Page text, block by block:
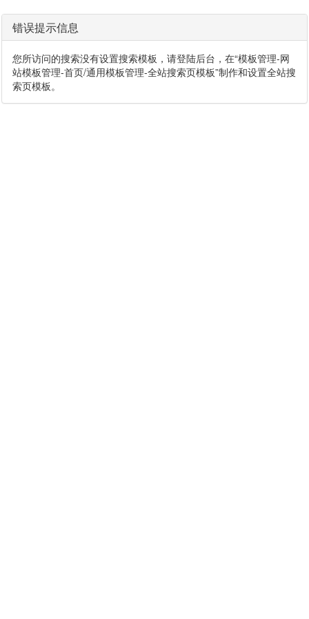
错误提示信息
您所访问的搜索没有设置搜索模板，请登陆后台，在“模板管理-网
站模板管理-首页/通用模板管理-全站搜索页模板”制作和设置全站搜
索页模板。